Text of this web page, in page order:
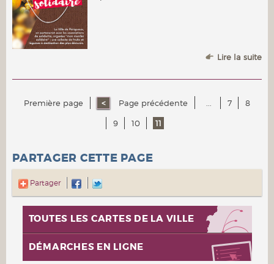
Lire la suite
Première page Page précédente 7 8
9 10 11
PARTAGER CETTE PAGE
Partager
TOUTES LES CARTES DE LA VILLE
DÉMARCHES EN LIGNE